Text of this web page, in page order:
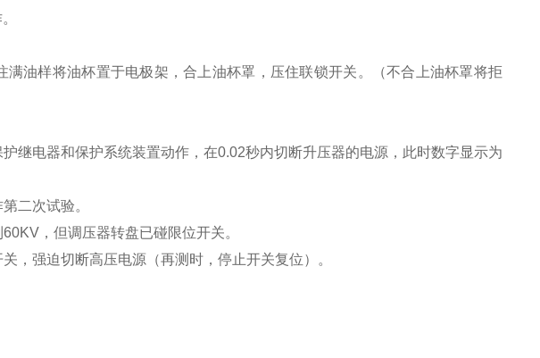
油样将油杯置于电极架，合上油杯罩，压住联锁开关。（不合上油杯罩将拒
继电器和保护系统装置动作，在0.02秒内切断升压器的电源，此时数字显示为
二次试验。
，但调压器转盘已碰限位开关。
，强迫切断高压电源（再测时，停止开关复位）。